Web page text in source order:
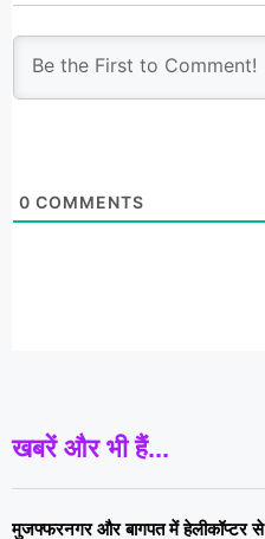
0 COMMENTS
खबरें और भी हैं...
मुजफ्फरनगर और बागपत में हेलीकॉप्टर से